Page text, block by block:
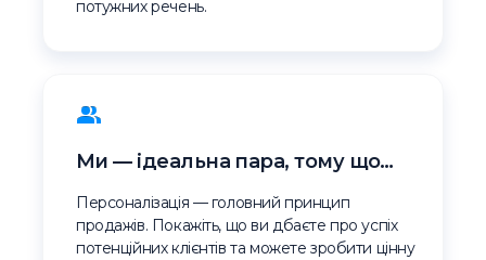
потужних речень.
Ми — ідеальна пара, тому що…
Персоналізація — головний принцип
продажів. Покажіть, що ви дбаєте про успіх
потенційних клієнтів та можете зробити цінну